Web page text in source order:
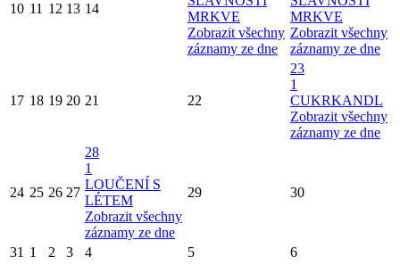
10 11 12 13 14
MRKVE
Zobrazit všechny
záznamy ze dne
MRKVE
Zobrazit všechny
záznamy ze dne
17 18 19 20 21 22
23
1
CUKRKANDL
Zobrazit všechny
záznamy ze dne
24 25 26 27
28
1
LOUČENÍ S
LÉTEM
Zobrazit všechny
záznamy ze dne
29 30
31 1 2 3 4 5 6